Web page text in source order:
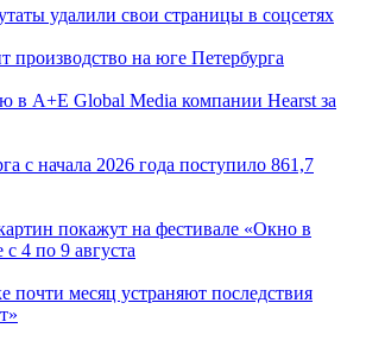
удалили свои страницы в соцсетях
производство на юге Петербурга
в A+E Global Media компании Hearst за
с начала 2026 года поступило 861,7
покажут на фестивале «Окно в
4 по 9 августа
почти месяц устраняют последствия